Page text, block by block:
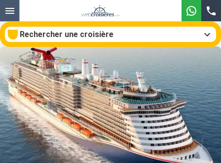
Rechercher une croisière
Nos destinations
Mois de départ
Ports Compagnies
Rechercher